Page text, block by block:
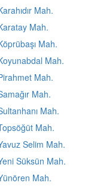
Mah.
Mah.
Mah.
Mah.
Mah.
Mah.
Mah.
Mah.
Selim Mah.
Süksün Mah.
Mah.